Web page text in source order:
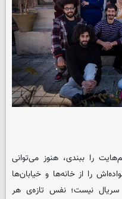
را ببندی، هنوز می‌توانی
را از خانه‌ها و خیابان‌ها
نیست؛ نفس تازه‌ی هر